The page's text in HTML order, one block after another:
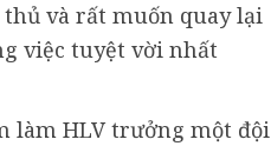
thủ và rất muốn quay lại
việc tuyệt vời nhất
làm HLV trưởng một đội